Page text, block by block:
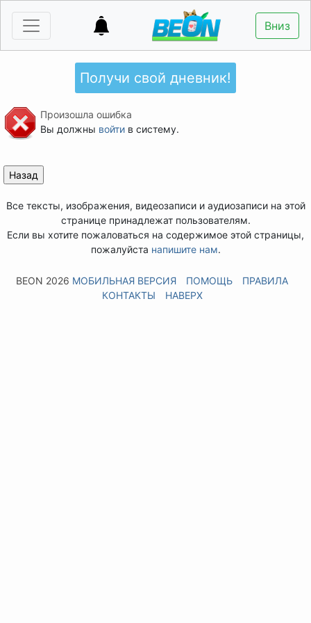
Вниз
Получи свой дневник!
Произошла ошибка
Вы должны войтив систему.
Все тексты, изображения, видеозаписи и аудиозаписи на этой
странице принадлежат пользователям.
Если вы хотите пожаловаться на содержимое этой страницы,
пожалуйста напишите нам.
BEON 2026 МОБИЛЬНАЯ ВЕРСИЯ ПОМОЩЬ
ПРАВИЛА
КОНТАКТЫ
НАВЕРХ